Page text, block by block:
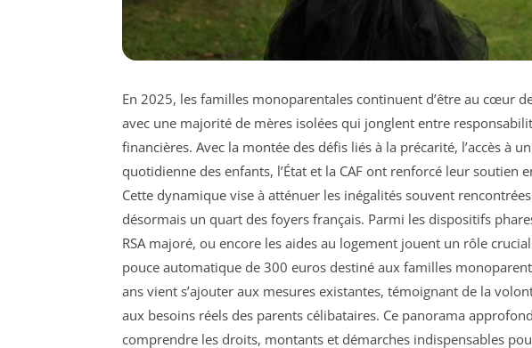
En 2025, les familles monoparentales continuent d’être au cœur
avec une majorité de mères isolées qui jonglent entre
financières. Avec la montée des défis liés à la précarité, l’accès à
quotidienne des enfants, l’État et la CAF ont renforcé leur soutien
Cette dynamique vise à atténuer les inégalités souvent
désormais un quart des foyers français. Parmi les dispositifs
RSA majoré, ou encore les aides au logement jouent un rôle
pouce automatique de 300 euros destiné aux familles
ans vient s’ajouter aux mesures existantes, témoignant de la
aux besoins réels des parents célibataires. Ce panorama
comprendre les droits, montants et démarches indispensables